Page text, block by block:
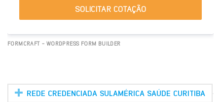
SOLICITAR COTAÇÃO
FORMCRAFT - WORDPRESS FORM BUILDER
REDE CREDENCIADA SULAMÉRICA SAÚDE CURITIBA